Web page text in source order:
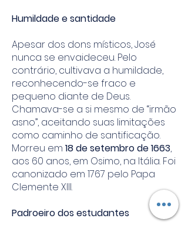
Humildade e santidade
Apesar dos dons místicos, José
nunca se envaideceu. Pelo
contrário, cultivava a humildade,
reconhecendo-se fraco e
pequeno diante de Deus.
Chamava-se a si mesmo de “irmão
asno”, aceitando suas limitações
como caminho de santificação.
Morreu em 18 de setembro de 1663,
aos 60 anos, em Osimo, na Itália. Foi
canonizado em 1767 pelo Papa
Clemente XIII.
Padroeiro dos estudantes